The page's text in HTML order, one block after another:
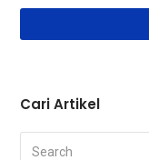
Cari Artikel